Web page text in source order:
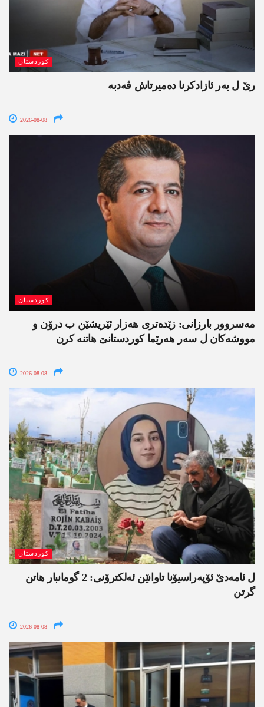
کوردستان
رێ ل بەر ئازادکرنا دەمیرتاش ڤەدبە
2026-08-08
کوردستان
مەسروور بارزانی: زێدەتری ھەزار ئێریشێن ب درۆن و
مووشەکان ل سەر ھەرێما کوردستانێ ھاتنە کرن
2026-08-08
کوردستان
ل ئامەدێ ئۆپەراسیۆنا تاوانێن ئەلکترۆنی: 2 گومانبار ھاتن
گرتن
2026-08-08